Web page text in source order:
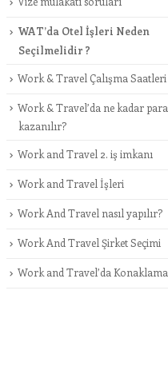
WAT’da Otel İşleri Neden
Seçilmelidir ?
Work & Travel Çalışma Saatleri
Work & Travel’da ne kadar para
kazanılır?
Work and Travel 2. iş imkanı
Work and Travel İşleri
Work And Travel nasıl yapılır?
Work And Travel Şirket Seçimi
Work and Travel’da Konaklama